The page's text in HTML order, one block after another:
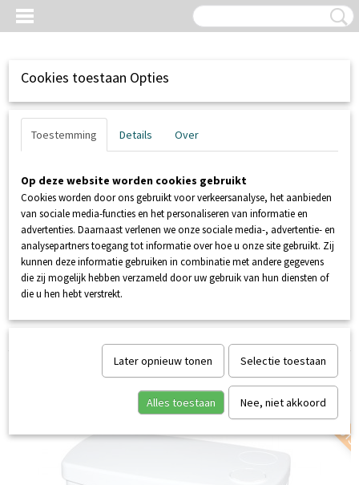
Inloggen Registreren
UW WINKELWAGEN
GARANTIE AAN
Cookies toestaan Opties
Toestemming Details Over
Op deze website worden cookies gebruikt
Cookies worden door ons gebruikt voor verkeersanalyse, het aanbieden
van sociale media-functies en het personaliseren van informatie en
advertenties. Daarnaast verlenen we onze sociale media-, advertentie- en
analysepartners toegang tot informatie over hoe u onze site gebruikt. Zij
kunnen deze informatie gebruiken in combinatie met andere gegevens
die zij mogelijk hebben verzameld door uw gebruik van hun diensten of
die u hen hebt verstrekt.
Later opnieuw tonen Selectie toestaan
Alles toestaan Nee, niet akkoord